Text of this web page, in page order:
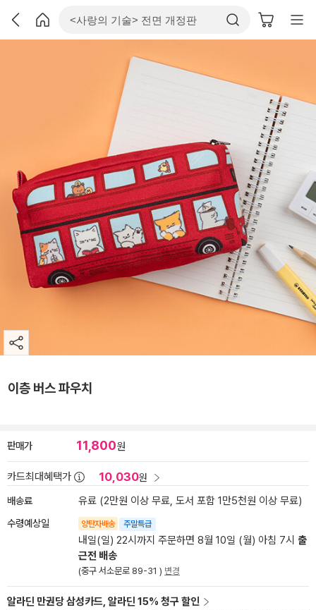
이층 버스 파우치
판매가 11,800원
카드최대혜택가 10,030원
배송료 유료 (2만원 이상 무료, 도서 포함 1만5천원 이상 무료)
수령예상일 양탄자배송 주말특급
내일(일) 22시까지 주문하면 8월 10일 (월) 아침 7시 출
근전 배송
(중구 서소문로 89-31 ) 변경
알라딘 만권당 삼성카드, 알라딘 15% 청구 할인